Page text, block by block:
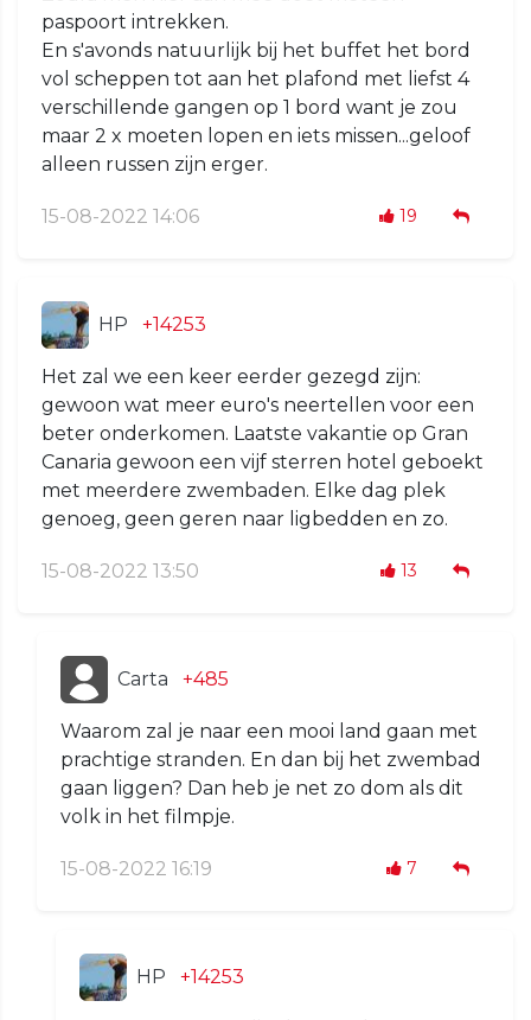
paspoort intrekken.
En s'avonds natuurlijk bij het buffet het bord
vol scheppen tot aan het plafond met liefst 4
verschillende gangen op 1 bord want je zou
maar 2 x moeten lopen en iets missen...geloof
alleen russen zijn erger.
15-08-2022 14:06 19
HP +14253
Het zal we een keer eerder gezegd zijn:
gewoon wat meer euro's neertellen voor een
beter onderkomen. Laatste vakantie op Gran
Canaria gewoon een vijf sterren hotel geboekt
met meerdere zwembaden. Elke dag plek
genoeg, geen geren naar ligbedden en zo.
15-08-2022 13:50 13
Carta +485
Waarom zal je naar een mooi land gaan met
prachtige stranden. En dan bij het zwembad
gaan liggen? Dan heb je net zo dom als dit
volk in het filmpje.
15-08-2022 16:19 7
HP +14253